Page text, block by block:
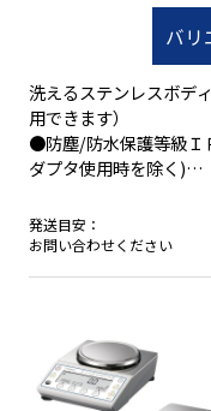
バリ
洗えるステンレスボデ
用できます）
●防塵/防水保護等級Ｉ
ダプタ使用時を除く)
発送目安：
お問い合わせください